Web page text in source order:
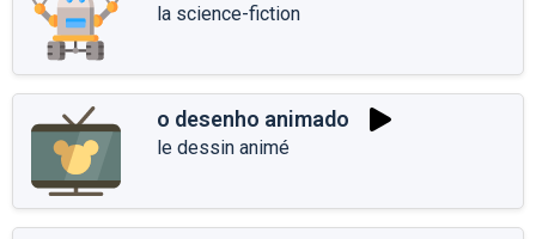
la science-fiction
o desenho animado
le dessin animé